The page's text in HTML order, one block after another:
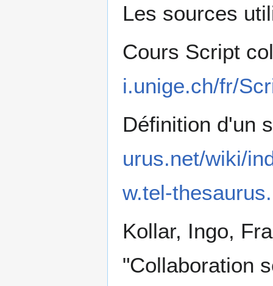
Les sources
Cours Script
i.unige.ch/fr/
Définition d'un
urus.net/wiki/
w.tel-
Kollar, Ingo,
"Collaboration